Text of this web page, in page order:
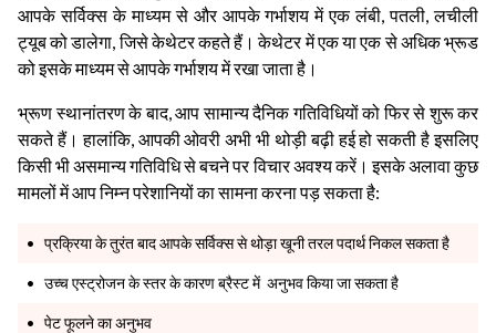
आपके सर्विक्स के माध्यम से और आपके गर्भाशय में एक लंबी, पतली, लचीली
ट्यूब को डालेगा, जिसे केथेटर कहते हैं। केथेटर में एक या एक से अधिक भ्रूड
को इसके माध्यम से आपके गर्भाशय में रखा जाता है।
भ्रूण स्थानांतरण के बाद, आप सामान्य दैनिक गतिविधियों को फिर से शुरू कर
सकते हैं। हालांकि, आपकी ओवरी अभी भी थोड़ी बढ़ी हई हो सकती है इसलिए
किसी भी असमान्य गतिविधि से बचने पर विचार अवश्य करें। इसके अलावा कुछ
मामलों में आप निम्न परेशानियों का सामना करना पड़ सकता है:
प्रक्रिया के तुरंत बाद आपके सर्विक्स से थोड़ा खूनी तरल पदार्थ निकल सकता है
उच्च एस्ट्रोजन के स्तर के कारण ब्रैस्ट में अनुभव किया जा सकता है
पेट फूलने का अनुभव